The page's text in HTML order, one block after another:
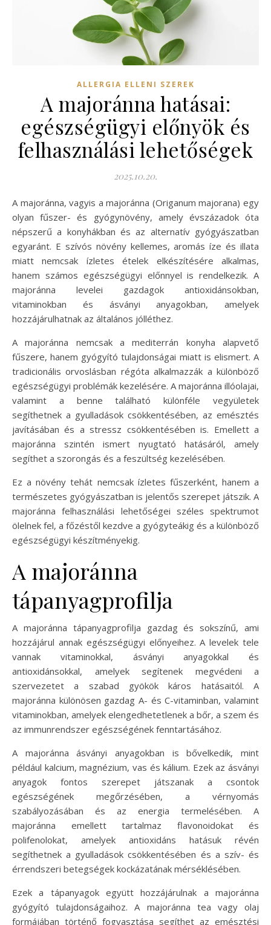
ALLERGIA ELLENI SZEREK
A majoránna hatásai:
egészségügyi előnyök és
felhasználási lehetőségek
2025.10.20.
A majoránna, vagyis a majoránna (Origanum majorana) egy
olyan fűszer- és gyógynövény, amely évszázadok óta
népszerű a konyhákban és az alternatív gyógyászatban
egyaránt. E szívós növény kellemes, aromás íze és illata
miatt nemcsak ízletes ételek elkészítésére alkalmas,
hanem számos egészségügyi előnnyel is rendelkezik. A
majoránna levelei gazdagok antioxidánsokban,
vitaminokban és ásványi anyagokban, amelyek
hozzájárulhatnak az általános jólléthez.
A majoránna nemcsak a mediterrán konyha alapvető
fűszere, hanem gyógyító tulajdonságai miatt is elismert. A
tradicionális orvoslásban régóta alkalmazzák a különböző
egészségügyi problémák kezelésére. A majoránna illóolajai,
valamint a benne található különféle vegyületek
segíthetnek a gyulladások csökkentésében, az emésztés
javításában és a stressz csökkentésében is. Emellett a
majoránna szintén ismert nyugtató hatásáról, amely
segíthet a szorongás és a feszültség kezelésében.
Ez a növény tehát nemcsak ízletes fűszerként, hanem a
természetes gyógyászatban is jelentős szerepet játszik. A
majoránna felhasználási lehetőségei széles spektrumot
ölelnek fel, a főzéstől kezdve a gyógyteákig és a különböző
egészségügyi készítményekig.
A majoránna
tápanyagprofilja
A majoránna tápanyagprofilja gazdag és sokszínű, ami
hozzájárul annak egészségügyi előnyeihez. A levelek tele
vannak vitaminokkal, ásványi anyagokkal és
antioxidánsokkal, amelyek segítenek megvédeni a
szervezetet a szabad gyökök káros hatásaitól. A
majoránna különösen gazdag A- és C-vitaminban, valamint
vitaminokban, amelyek elengedhetetlenek a bőr, a szem és
az immunrendszer egészségének fenntartásához.
A majoránna ásványi anyagokban is bővelkedik, mint
például kalcium, magnézium, vas és kálium. Ezek az ásványi
anyagok fontos szerepet játszanak a csontok
egészségének megőrzésében, a vérnyomás
szabályozásában és az energia termelésében. A
majoránna emellett tartalmaz flavonoidokat és
polifenolokat, amelyek antioxidáns hatásuk révén
segíthetnek a gyulladások csökkentésében és a szív- és
érrendszeri betegségek kockázatának mérséklésében.
Ezek a tápanyagok együtt hozzájárulnak a majoránna
gyógyító tulajdonságaihoz. A majoránna tea vagy olaj
formájában történő fogyasztása segíthet az emésztési